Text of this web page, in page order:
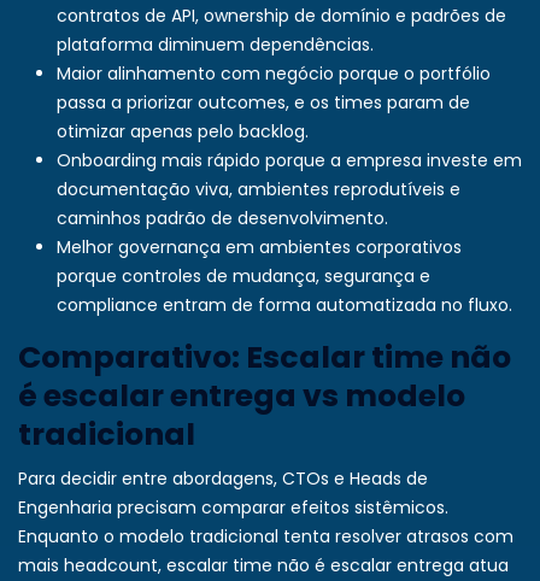
contratos de API, ownership de domínio e padrões de
plataforma diminuem dependências.
Maior alinhamento com negócio porque o portfólio
passa a priorizar outcomes, e os times param de
otimizar apenas pelo backlog.
Onboarding mais rápido porque a empresa investe em
documentação viva, ambientes reprodutíveis e
caminhos padrão de desenvolvimento.
Melhor governança em ambientes corporativos
porque controles de mudança, segurança e
compliance entram de forma automatizada no fluxo.
Comparativo: Escalar time não
é escalar entrega vs modelo
tradicional
Para decidir entre abordagens, CTOs e Heads de
Engenharia precisam comparar efeitos sistêmicos.
Enquanto o modelo tradicional tenta resolver atrasos com
mais headcount, escalar time não é escalar entrega atua